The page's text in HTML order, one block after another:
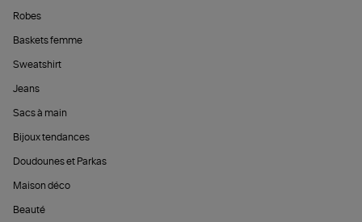
Robes
Baskets femme
Sweatshirt
Jeans
Sacs à main
Bijoux tendances
Doudounes et Parkas
Maison déco
Beauté